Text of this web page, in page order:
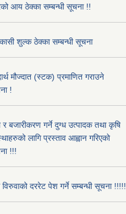
आय ठेक्का सम्बन्धी सूचना !!
शुल्क ठेक्का सम्बन्धी सूचना
मौज्दात (स्टक) प्रमाणित गराउने
!
र बजारीकरण गर्ने दुग्ध उत्पादक तथा कृषि
लागि प्रस्ताव आह्वान गरिएको
!!!
दररेट पेश गर्ने सम्बन्धी सूचना !!!!!